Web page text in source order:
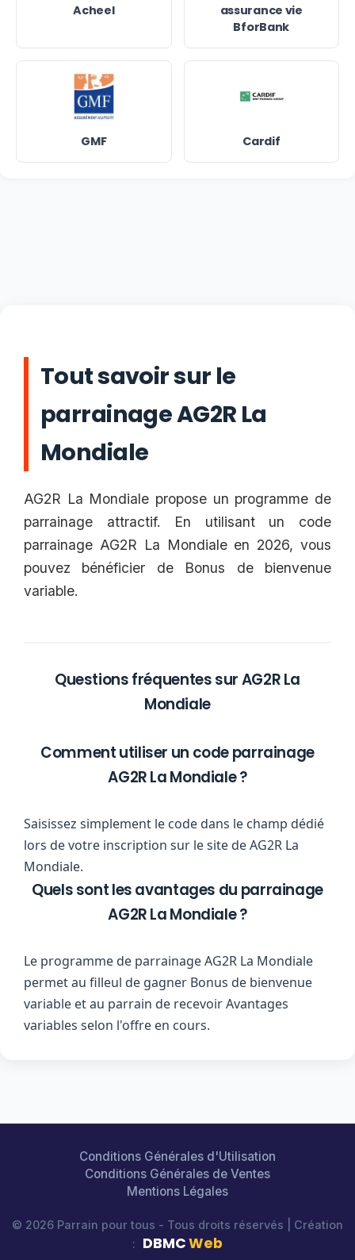
Acheel
assurance vie
BforBank
GMF Cardif
Tout savoir sur le
parrainage AG2R La
Mondiale
AG2R La Mondiale propose un programme de
parrainage attractif. En utilisant un code
parrainage AG2R La Mondiale en 2026, vous
pouvez bénéficier de Bonus de bienvenue
variable.
Questions fréquentes sur AG2R La
Mondiale
Comment utiliser un code parrainage
AG2R La Mondiale ?
Saisissez simplement le code dans le champ dédié
lors de votre inscription sur le site de AG2R La
Mondiale.
Quels sont les avantages du parrainage
AG2R La Mondiale ?
Le programme de parrainage AG2R La Mondiale
permet au filleul de gagner Bonus de bienvenue
variable et au parrain de recevoir Avantages
variables selon l'offre en cours.
Conditions Générales d'Utilisation
Conditions Générales de Ventes
Mentions Légales
© 2026 Parrain pour tous - Tous droits réservés | Création
:
DBMCWeb